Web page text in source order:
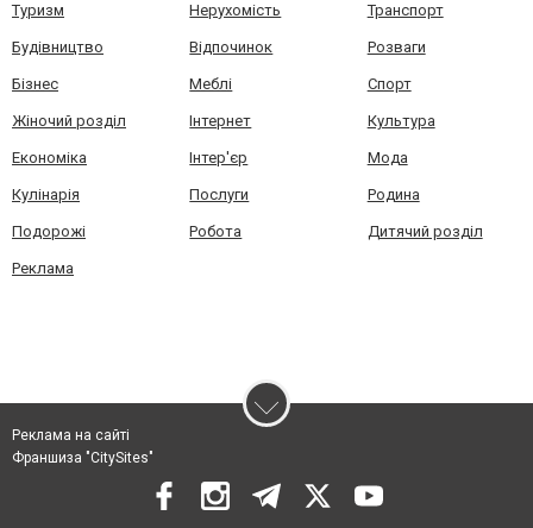
Туризм Нерухомість Транспорт
Будівництво Відпочинок Розваги
Бізнес Меблі Спорт
Жіночий розділ Інтернет Культура
Економіка Інтер'єр Мода
Кулінарія Послуги Родина
Подорожі Робота Дитячий розділ
Реклама
Реклама на сайті
Франшиза "CitySites"